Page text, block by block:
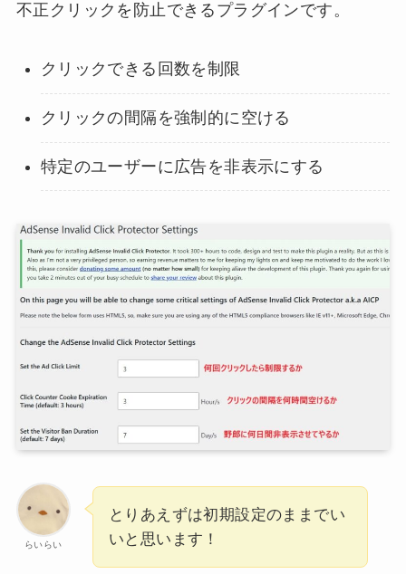
不正クリックを防止できるプラグインです。
クリックできる回数を制限
クリックの間隔を強制的に空ける
特定のユーザーに広告を非表示にする
らいらい
とりあえずは初期設定のままでい
いと思います！